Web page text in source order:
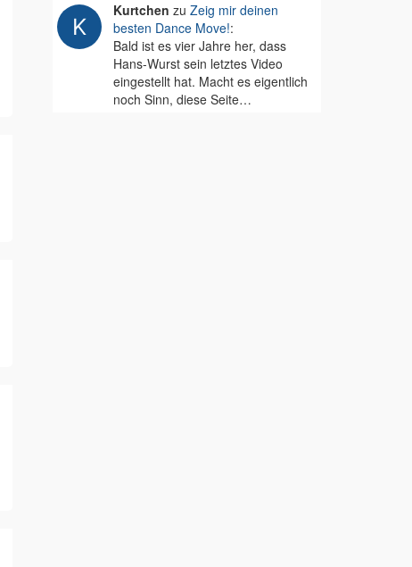
Kurtchen zu Zeig mir deinen
besten Dance Move!:
Bald ist es vier Jahre her, dass
Hans-Wurst sein letztes Video
eingestellt hat. Macht es eigentlich
noch Sinn, diese Seite…